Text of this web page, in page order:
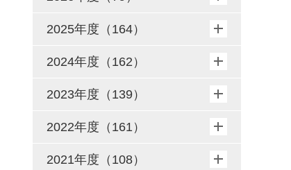
2025年度（164）
2024年度（162）
2023年度（139）
2022年度（161）
2021年度（108）